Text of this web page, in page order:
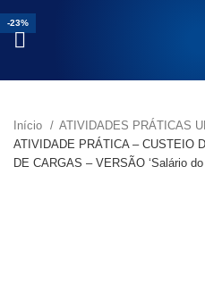
Início
ATIVIDADES PRÁTICAS
ATIVIDADE PRÁTICA – CUSTEIO
DE CARGAS – VERSÃO ‘Salário
-25%
-20%
-25%
-23%
-18%
-25%
-18%
-23%